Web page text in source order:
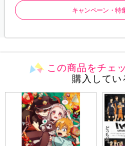
キャンペーン・特
この商品をチェ
購入してい